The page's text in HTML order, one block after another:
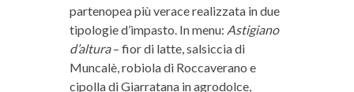
partenopea più verace realizzata in due
tipologie d’impasto. In menu: Astigiano
d’altura– fior di latte, salsiccia di
Muncalè, robiola di Roccaverano e
cipolla di Giarratana in agrodolce,